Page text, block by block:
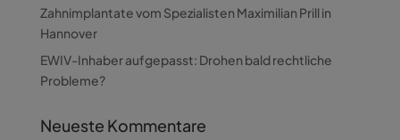
Zahnimplantate vom Spezialisten Maximilian Prill in
Hannover
EWIV-Inhaber aufgepasst: Drohen bald rechtliche
Probleme?
Neueste Kommentare